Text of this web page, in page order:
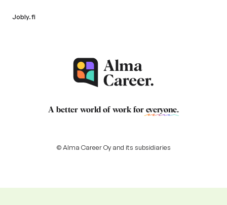
Jobly.fi
A better world of work for everyone.
© Alma Career Oy and its subsidiaries